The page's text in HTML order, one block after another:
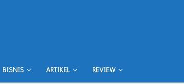
BISNIS ARTIKEL REVIEW